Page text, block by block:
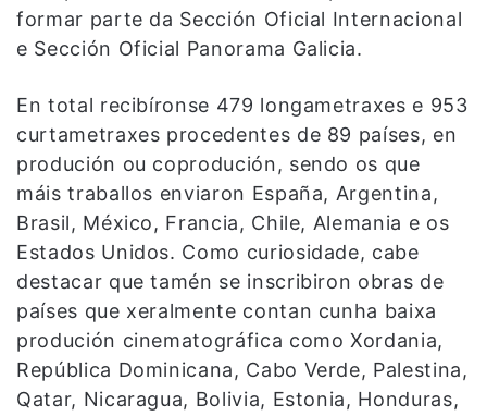
formar parte da Sección Oficial Internacional
e Sección Oficial Panorama Galicia.
En total recibíronse 479 longametraxes e 953
curtametraxes procedentes de 89 países, en
produción ou coprodución, sendo os que
máis traballos enviaron España, Argentina,
Brasil, México, Francia, Chile, Alemania e os
Estados Unidos. Como curiosidade, cabe
destacar que tamén se inscribiron obras de
países que xeralmente contan cunha baixa
produción cinematográfica como Xordania,
República Dominicana, Cabo Verde, Palestina,
Qatar, Nicaragua, Bolivia, Estonia, Honduras,